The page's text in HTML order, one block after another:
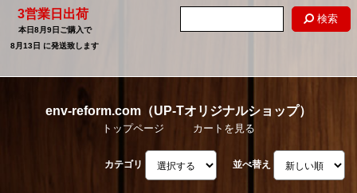
3営業日出荷
本日8月9日 ご購入で
8月13日 に発送致します
検索
env-reform.com（UP-Tオリジナルショップ）
トップページ カートを見る
カテゴリ 並べ替え